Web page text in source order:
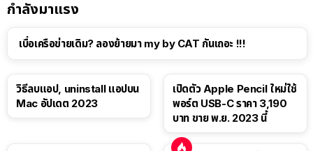
กำลังมาแรง
เบื่อเครือข่ายเดิม? ลองย้ายมา my by CAT กันเถอะ !!!
วิธีลบแอป, uninstall แอปบน
Mac อัปเดต 2023
เปิดตัว Apple Pencil ใหม่ใช้
พอร์ต USB-C ราคา 3,190
บาท ขาย พ.ย. 2023 นี้